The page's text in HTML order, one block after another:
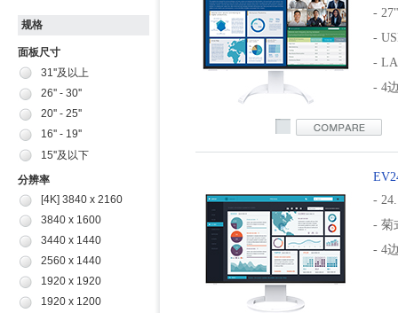
规格
面板尺寸
31''及以上
26'' - 30''
20'' - 25''
16'' - 19''
15''及以下
分辨率
[4K] 3840 x 2160
3840 x 1600
3440 x 1440
2560 x 1440
1920 x 1920
1920 x 1200
-
-
-
- 4
-
- 菊
- 4